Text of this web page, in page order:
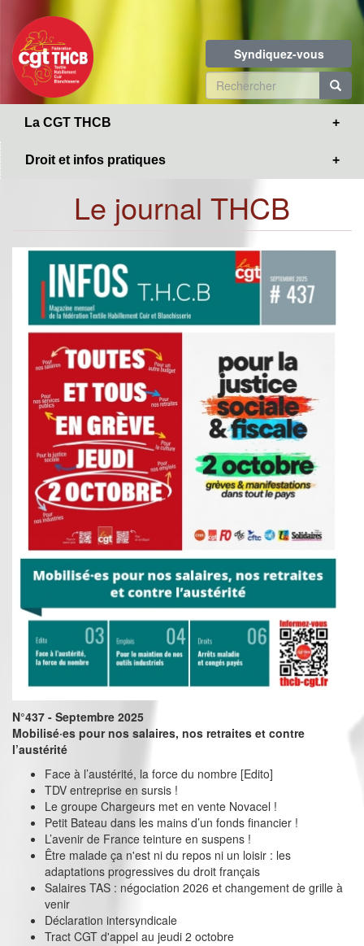
contenu
principal
Syndiquez-vous
Formulaire
de
La CGT THCB
Droit et infos pratiques
Le journal THCB
N°437 - Septembre 2025
Mobilisé·es pour nos salaires, nos retraites et contre
l’austérité
Face à l’austérité, la force du nombre [Edito]
TDV entreprise en sursis !
Le groupe Chargeurs met en vente Novacel !
Petit Bateau dans les mains d’un fonds financier !
L’avenir de France teinture en suspens !
Être malade ça n'est ni du repos ni un loisir : les
adaptations progressives du droit français
Salaires TAS : négociation 2026 et changement de grille à
venir
Déclaration intersyndicale
Tract CGT d'appel au jeudi 2 octobre